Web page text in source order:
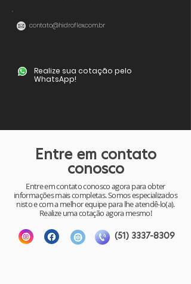
contato@hidroflex.com.br
Realize sua cotação pelo
WhatsApp!
Entre em contato
conosco
Entre em contato conosco agora para obter
informações mais completas. Somos especializados
nisto e com a melhor equipe para lhe atendê-lo(a).
Realize uma cotação agora mesmo!
(51) 3337-8309